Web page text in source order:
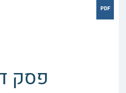
פסק